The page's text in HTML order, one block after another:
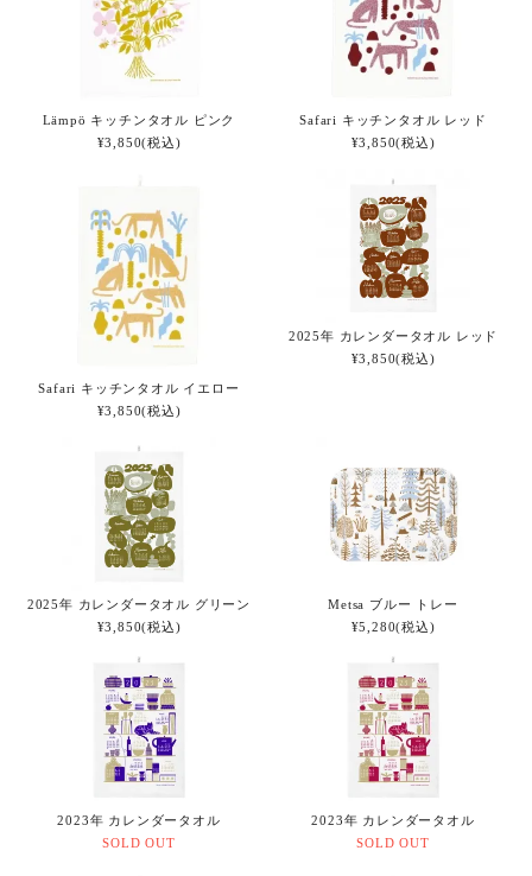
Lämpö キッチンタオル ピンク
¥3,850(税込)
Safari キッチンタオル レッド
¥3,850(税込)
Safari キッチンタオル イエロー
¥3,850(税込)
2025年 カレンダータオル レッド
¥3,850(税込)
2025年 カレンダータオル グリーン
¥3,850(税込)
Metsa ブルー トレー
¥5,280(税込)
2023年 カレンダータオル
SOLD OUT
2023年 カレンダータオル
SOLD OUT